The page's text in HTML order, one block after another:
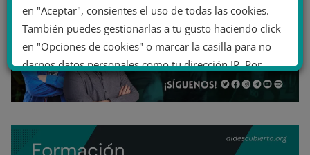
en "Aceptar", consientes el uso de todas las cookies.
También puedes gestionarlas a tu gusto haciendo click
en "Opciones de cookies" o marcar la casilla para no
darnos datos personales como tu dirección IP. Por
último, puedes leer nuestra Política de cookies.
No dar mi información personal